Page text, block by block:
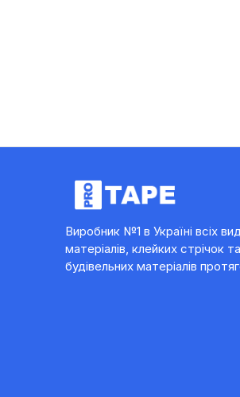
Виробник №1 в Україні всіх
матеріалів, клейких стрічок
будівельних матеріалів